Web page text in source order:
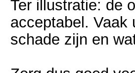
Ter illustratie: de
acceptabel. Vaak
schade zijn en